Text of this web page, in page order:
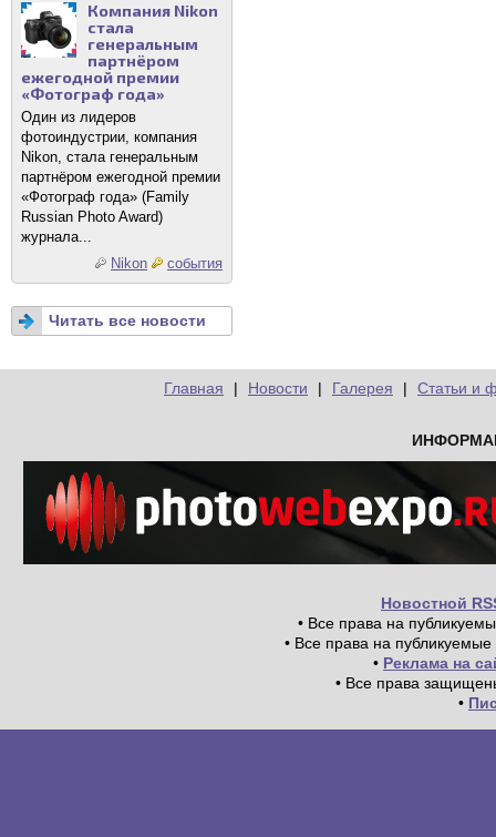
Компания Nikon
стала
генеральным
партнёром
ежегодной премии
«Фотограф года»
Один из лидеров
фотоиндустрии, компания
Nikon, стала генеральным
партнёром ежегодной премии
«Фотограф года» (Family
Russian Photo Award)
журнала...
Nikon
события
Читать все новости
Главная | Новости | Галерея | Статьи и
Новостной
• Все права на
• Все права на
• Реклама на
• Все права
•